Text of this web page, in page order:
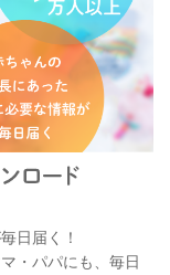
日届く！
・パパにも、毎日